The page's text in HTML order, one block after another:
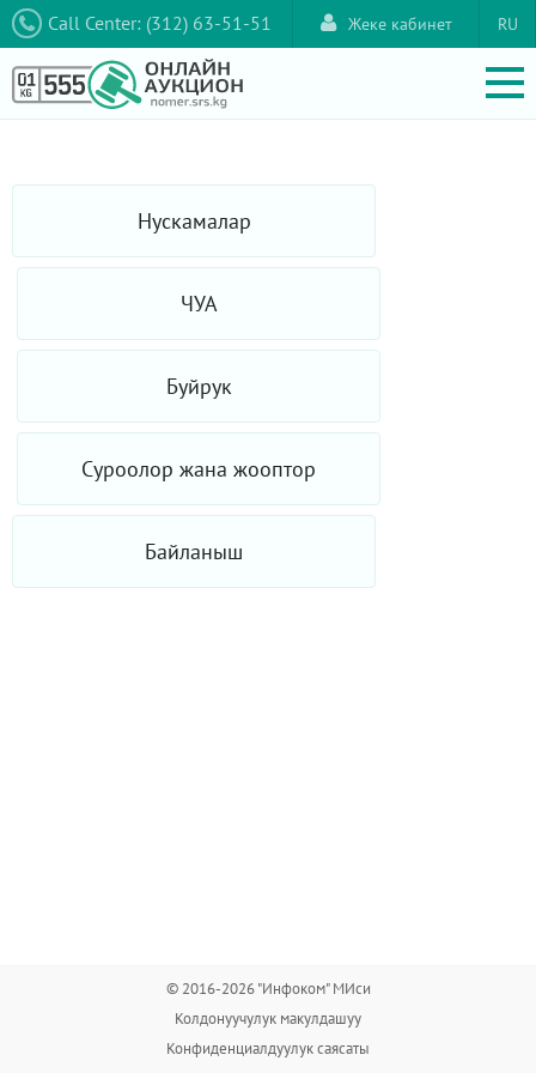
Call Center: (312) 63-51-51 RU
Жеке кабинет
Нускамалар
ЧУА
Буйрук
Суроолор жана жооптор
Байланыш
© 2016-2026 "Инфоком" МИси
Колдонуучулук макулдашуу
Конфиденциалдуулук саясаты